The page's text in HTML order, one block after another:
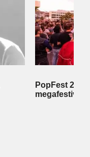
PopFest
megafestival